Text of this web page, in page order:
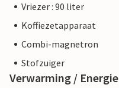
Vriezer : 90 liter
Koffiezetapparaat
Combi-magnetron
Stofzuiger
Verwarming / Energie